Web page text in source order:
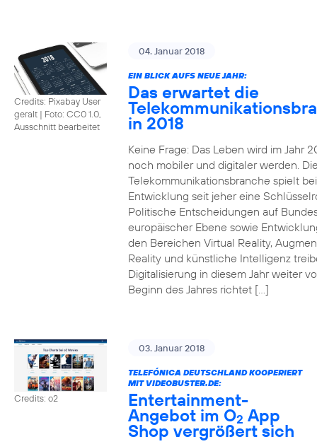
Credits: Pixabay User
geralt | Foto: CC0 1.0,
Ausschnitt bearbeitet
04. Januar 2018
EIN BLICK AUFS NEUE JAHR:
Das erwartet die
in 2018
Keine Frage: Das Leben wird im Jahr
noch mobiler und digitaler werden.
Telekommunikationsbranche spielt
Entwicklung seit jeher eine
Politische Entscheidungen auf
europäischer Ebene sowie
den Bereichen Virtual Reality,
Reality und künstliche Intelligenz
Digitalisierung in diesem Jahr weiter
Beginn des Jahres richtet […]
Credits: o2
03. Januar 2018
TELEFÓNICA DEUTSCHLAND KOOPERIERT
MIT VIDEOBUSTER.DE:
Entertainment-
Angebot im O2 App
Shop vergrößert sich